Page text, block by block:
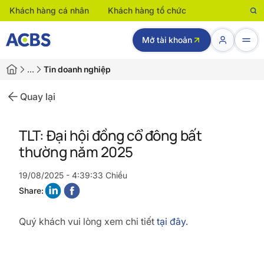
Khách hàng cá nhân Khách hàng tổ chức
Mở tài khoản
… Tin doanh nghiệp
Quay lại
TLT: Đại hội đồng cổ đông bất
thường năm 2025
19/08/2025 - 4:39:33 Chiều
Share:
Quý khách vui lòng xem chi tiết tại đây.